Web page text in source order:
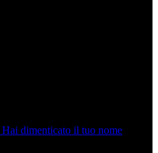
Hai dimenticato il tuo nome